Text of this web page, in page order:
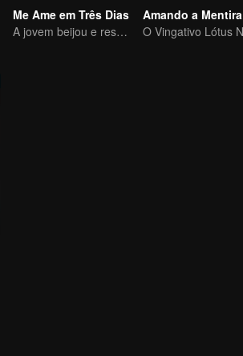
Me Ame em Três Dias
A jovem beijou e resgatou o CEO em constante mudança
Amando a Mentira